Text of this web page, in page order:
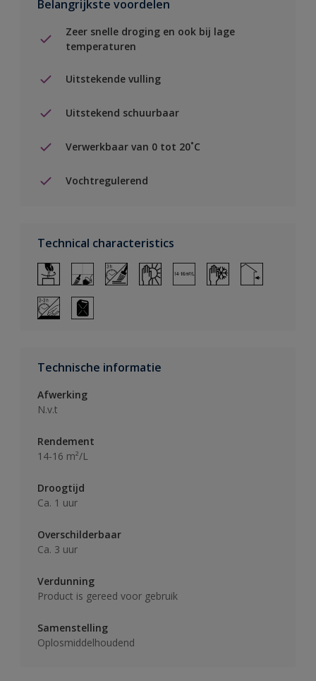
Belangrijkste voordelen
Zeer snelle droging en ook bij lage
temperaturen
Uitstekende vulling
Uitstekend schuurbaar
Verwerkbaar van 0 tot 20˚C
Vochtregulerend
Technical characteristics
Technische informatie
Afwerking
N.v.t
Rendement
14-16 m²/L
Droogtijd
Ca. 1 uur
Overschilderbaar
Ca. 3 uur
Verdunning
Product is gereed voor gebruik
Samenstelling
Oplosmiddelhoudend